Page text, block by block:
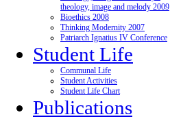
theology, image and melody 2009
Bioethics 2008
Thinking Modernity 2007
Patriarch Ignatius IV Conference
Student Life
Communal Life
Student Activities
Student Life Chart
Publications